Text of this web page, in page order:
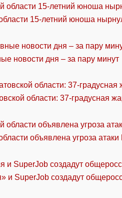
15-летний юноша
новости дня – за пару минут
области: 37-градусная
объявлена угроза
и SuperJob создадут